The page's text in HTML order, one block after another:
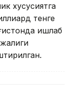
хусусиятга
тенге
ишлаб